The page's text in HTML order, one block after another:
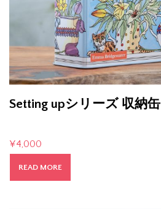
Setting upシリーズ 収納缶
¥4,000
READ MORE